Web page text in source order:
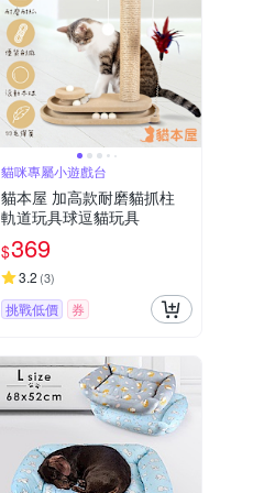
貓咪專屬小遊戲台
貓本屋 加高款耐磨貓抓柱
軌道玩具球逗貓玩具
$369
3.2 (3)
挑戰低價 券